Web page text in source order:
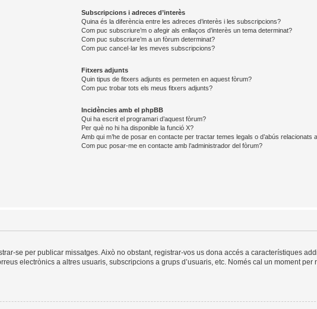
Subscripcions i adreces d’interès
Quina és la diferència entre les adreces d’interès i les subscripcions?
Com puc subscriure’m o afegir als enllaços d’interès un tema determinat?
Com puc subscriure’m a un fòrum determinat?
Com puc cancel·lar les meves subscripcions?
Fitxers adjunts
Quin tipus de fitxers adjunts es permeten en aquest fòrum?
Com puc trobar tots els meus fitxers adjunts?
Incidències amb el phpBB
Qui ha escrit el programari d’aquest fòrum?
Per què no hi ha disponible la funció X?
Amb qui m’he de posar en contacte per tractar temes legals o d’abús relacionats
Com puc posar-me en contacte amb l’administrador del fòrum?
se per publicar missatges. Això no obstant, registrar-vos us dona accés a característiques
electrònics a altres usuaris, subscripcions a grups d’usuaris, etc. Només cal un moment per